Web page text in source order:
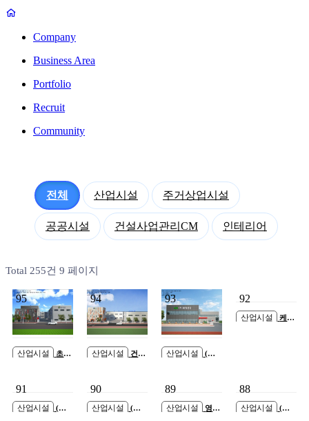
Company
Business Area
Portfolio
Recruit
Community
전체 산업시설 주거상업시설
공공시설 건설사업관리CM 인테리어
Total 255건 9 페이지
95
산업시설
신축공사
94
산업시설
사
93
산업시설
(주)
92
산업시설
케이
91
산업시설
(주)
90
산업시설
(주)
89
산업시설
88
산업시설
(주)